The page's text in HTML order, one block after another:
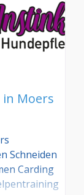
Moers
Schneiden
Carding